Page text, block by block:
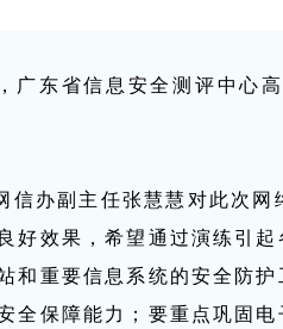
广东省信息安全测评中心
信办副主任张慧慧对此次
好效果，希望通过演练引
和重要信息系统的安全防
全保障能力；要重点巩固